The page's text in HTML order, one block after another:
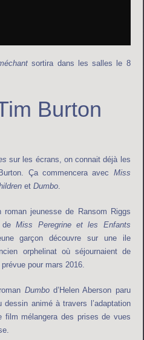
sortira dans les salles le 8
Burton
sur les écrans, on connait déjà les
Ça commencera avec Miss
etDumbo.
roman jeunesse de Ransom Riggs
deMiss Peregrine et les Enfants
garçon découvre sur une ile
orphelinat où séjournaient de
pour mars 2016.
Dumbod’Helen Aberson paru
animé à travers l’adaptation
film mélangera des prises de vues